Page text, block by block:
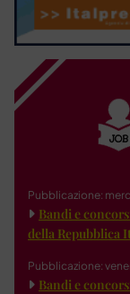
Pubblicazione:
Bandi e
della Repubblica
Pubblicazione:
Bandi e